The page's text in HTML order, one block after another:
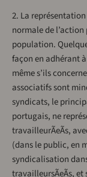
2. La
normale de
population.
façon en adhérant
même s’ils
associatifs sont
syndicats, le
portugais, ne
travailleurÃeÃs,
(dans le public, en
syndicalisation
travailleursÃeÃs, et